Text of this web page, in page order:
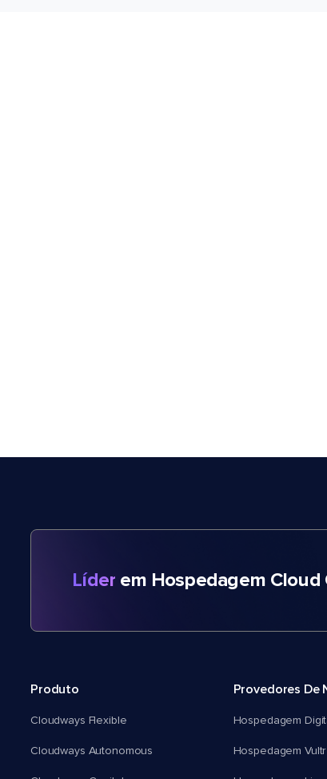
Líder em Hospedagem Cloud
Produto
Cloudways Flexible
Cloudways Autonomous
Provedores De
Hospedagem
Hospedagem Vultr